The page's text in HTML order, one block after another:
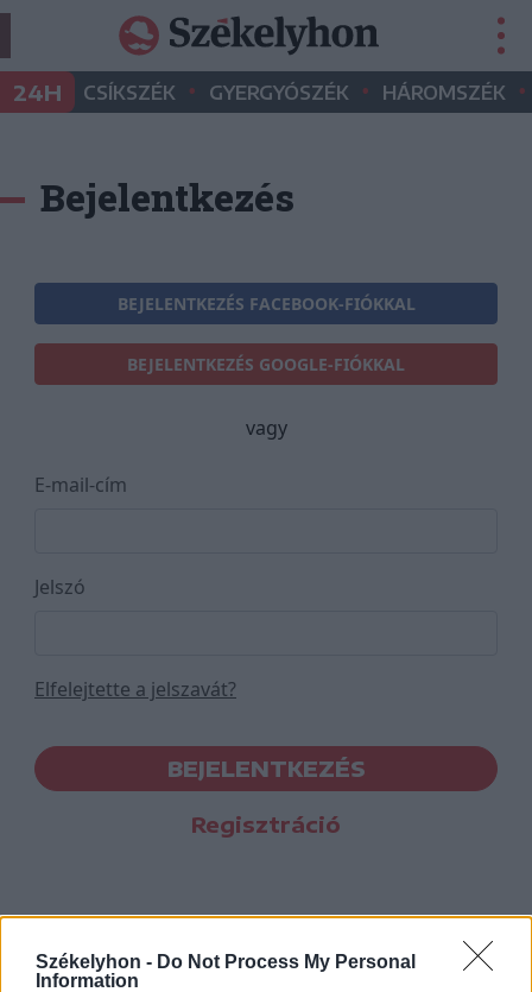
Székelyhon - Do Not Process My Personal
Information
24H CSÍKSZÉK • GYERGYÓSZÉK • HÁROMSZÉK •
Bejelentkezés
BEJELENTKEZÉS FACEBOOK-FIÓKKAL
BEJELENTKEZÉS GOOGLE-FIÓKKAL
vagy
E-mail-cím
Jelszó
Elfelejtette a jelszavát?
BEJELENTKEZÉS
Regisztráció